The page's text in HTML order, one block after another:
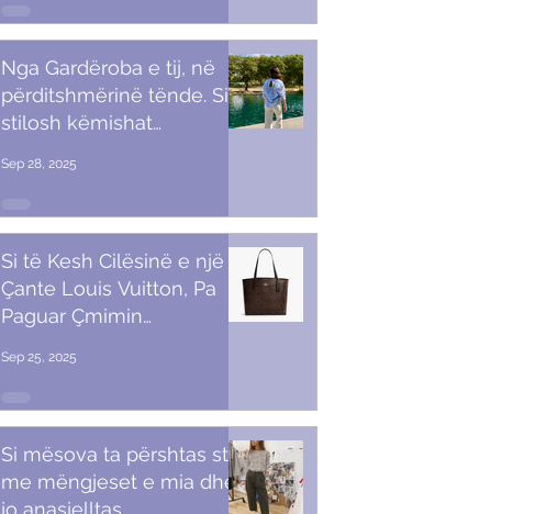
Nga Gardëroba e tij, në
përditshmërinë tënde. Si t’i
stilosh këmishat
Sep 28, 2025
Si të Kesh Cilësinë e një
Çante Louis Vuitton, Pa
Paguar Çmimin
Sep 25, 2025
Si mësova ta përshtas stilin
me mëngjeset e mia dhe
jo anasjelltas